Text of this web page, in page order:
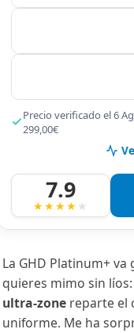
Precio verificado el 6
299,00€
7.9
La GHD Platinum+
quieres mimo sin
ultra‑zone reparte el
uniforme. Me ha